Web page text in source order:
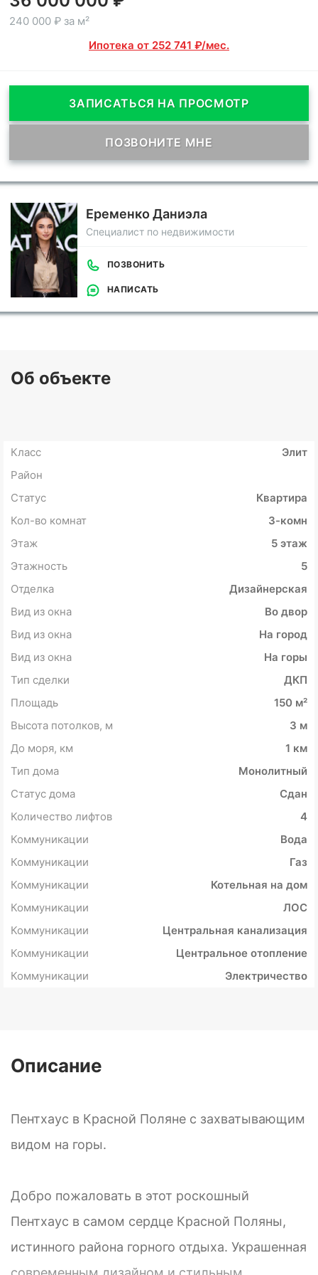
240 000 ₽ за м²
Ипотека от 252 741 ₽/мес.
ЗАПИСАТЬСЯ НА ПРОСМОТР
ПОЗВОНИТЕ МНЕ
Еременко Даниэла
Специалист по недвижимости
ПОЗВОНИТЬ
НАПИСАТЬ
Об объекте
Класс
Элит
Район
Статус
Квартира
Кол-во комнат
3-комн
Этаж
5 этаж
Этажность
5
Отделка
Дизайнерская
Вид из окна
Во двор
Вид из окна
На город
Вид из окна
На горы
Тип сделки
ДКП
Площадь
150 м²
Высота потолков, м
3 м
До моря, км
1 км
Тип дома
Монолитный
Статус дома
Сдан
Количество лифтов
4
Коммуникации
Вода
Коммуникации
Газ
Коммуникации
Котельная на дом
Коммуникации
ЛОС
Коммуникации
Центральная канализация
Коммуникации
Центральное отопление
Коммуникации
Электричество
Описание
Пентхаус в Красной Поляне с захватывающим
видом на горы.
Добро пожаловать в этот роскошный
Пентхаус в самом сердце Красной Поляны,
истинного района горного отдыха. Украшенная